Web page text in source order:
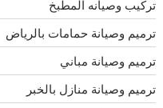
تركيب وصيانه المطبخ
ترميم وصيانة حمامات بالرياض
ترميم وصيانة مباني
ترميم وصيانة منازل بالخبر